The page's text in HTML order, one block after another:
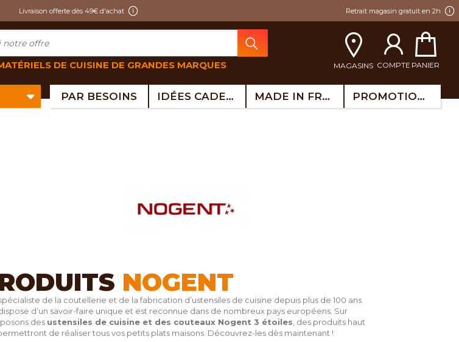
Livraison offerte dès 49€ d'achat Retrait magasin gratuit en 2h
DE CUISINE DE GRANDES MARQUES MAGASINS COMPTE PANIER
PAR BESOINS IDÉES CADEAUX MADE IN FRANCE PROMOTIONS
NOGENT
de la coutellerie et de la fabrication d’ustensiles de cuisine depuis plus de 100 ans.
d’un savoir-faire unique et est reconnue dans de nombreux pays européens. Sur
des ustensiles de cuisine et des couteaux Nogent 3 étoiles , des produits haut
de réaliser tous vos petits plats maisons. Découvrez-les dès maintenant !